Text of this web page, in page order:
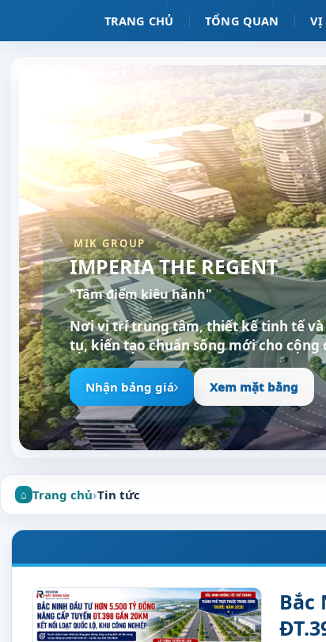
TRANG CHỦ TỔNG QUAN VỊ
MIK GROUP
IMPERIA THE REGENT
"Tâm điểm kiêu hãnh"
Nơi vị trí trung tâm, thiết kế tinh tế
tụ, kiến tạo chuẩn sống mới cho
Nhận bảng giá Xem mặt bằng
Trang chủ›Tin tức
Bắc